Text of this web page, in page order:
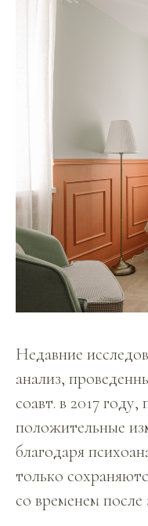
Недавние
анализ,
соавт. в 2017 году,
положительные
благодаря
только
со временем после